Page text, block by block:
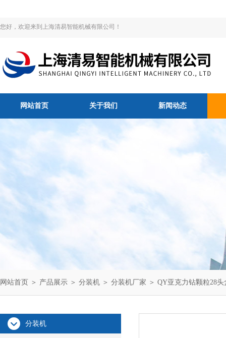
您好，欢迎来到上海清易智能机械有限公司！
网站首页 关于我们 新闻动态
网站首页 ＞ 产品展示 ＞ 分装机 ＞ 分装机厂家 ＞ QY亚克力钻颗粒28
分装机